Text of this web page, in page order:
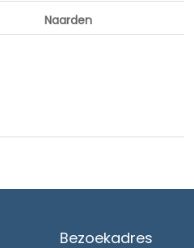
Naarden
Bezoekadres